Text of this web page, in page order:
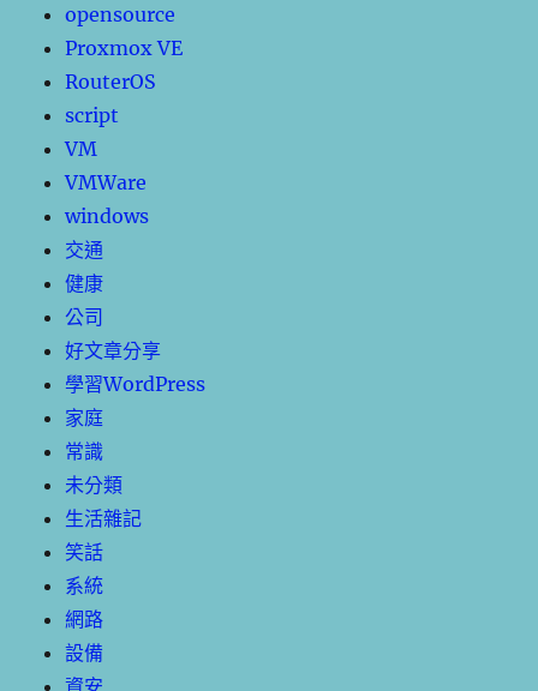
opensource
Proxmox VE
RouterOS
script
VM
VMWare
windows
交通
健康
公司
好文章分享
學習WordPress
家庭
常識
未分類
生活雜記
笑話
系統
網路
設備
資安